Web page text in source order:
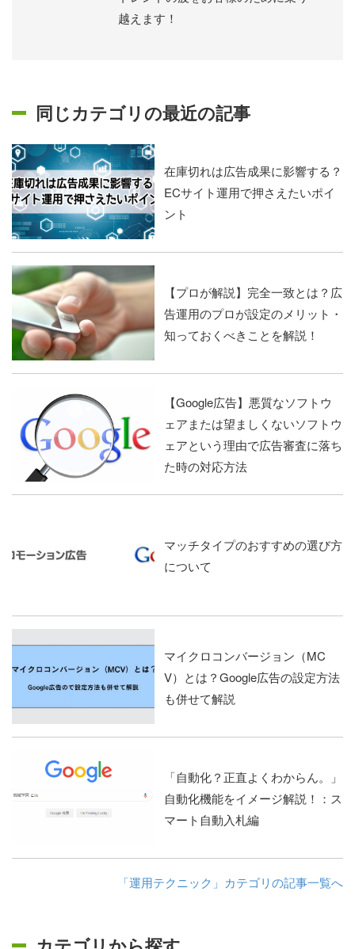
越えます！
同じカテゴリの最近の記事
在庫切れは広告成果に影響する？
ECサイト運用で押さえたいポイ
ント
【プロが解説】完全一致とは？広
告運用のプロが設定のメリット・
知っておくべきことを解説！
【Google広告】悪質なソフトウ
ェアまたは望ましくないソフトウ
ェアという理由で広告審査に落ち
た時の対応方法
マッチタイプのおすすめの選び方
について
マイクロコンバージョン（MC
V）とは？Google広告の設定方法
も併せて解説
「自動化？正直よくわからん。」
自動化機能をイメージ解説！：ス
マート自動入札編
「運用テクニック」カテゴリの記事一覧へ